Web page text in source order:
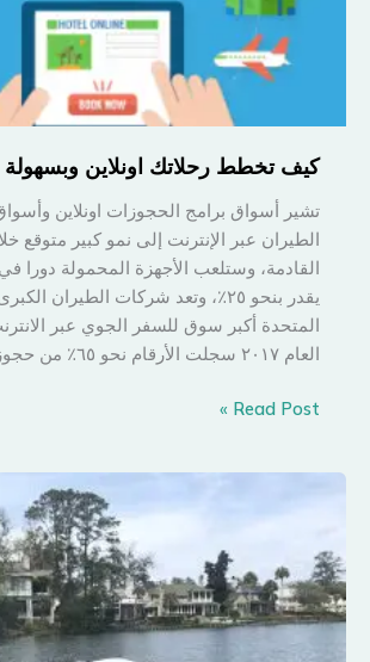
كيف تخطط رحلاتك اونلاين وبسهولة
تشير أسواق برامج الحجوزات اونلاين
الطيران عبر الإنترنت إلى نمو كبير
القادمة، وستلعب الأجهزة المحمولة دورا في
يقدر بنحو ٢٥٪، وتعد شركات الطيران
المتحدة أكبر سوق للسفر الجوي عبر
العام ٢٠١٧ سجلت الأرقام نحو ٦٥٪ من حجوزات الفنادق
كيف
وبسهولة
..
Read Post »